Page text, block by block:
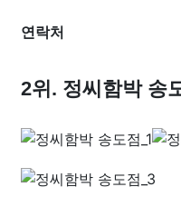
연락처
2위. 정씨함박 송